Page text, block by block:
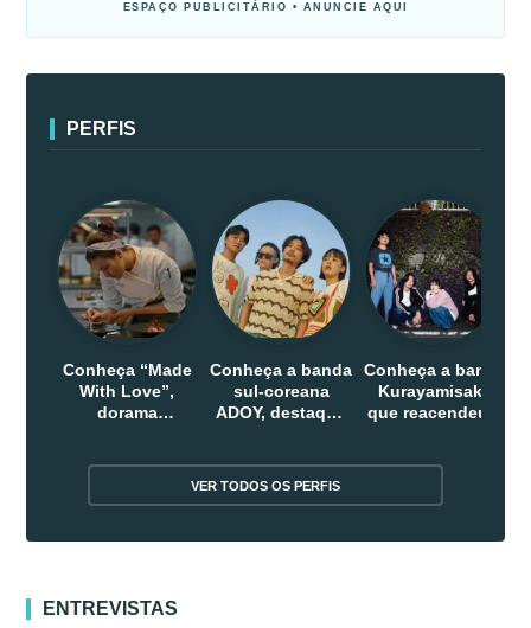
ESPAÇO PUBLICITÁRIO • ANUNCIE AQUI
PERFIS
Conheça “Made
With Love”,
dorama
Conheça a banda
sul-coreana
ADOY, destaque
Conheça a banda
Kurayamisaka
que reacendeu o
VER TODOS OS PERFIS
ENTREVISTAS